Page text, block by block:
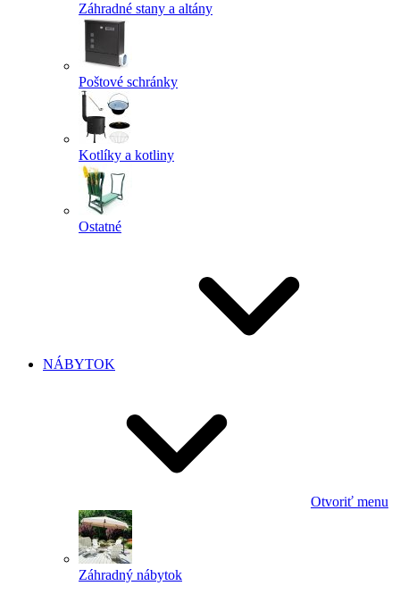
Záhradné stany a altány
Poštové schránky
Kotlíky a kotliny
Ostatné
NÁBYTOK
Otvoriť menu
Záhradný nábytok